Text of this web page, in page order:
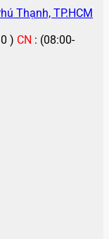
Thạnh, TP.HCM
) CN : (08:00-